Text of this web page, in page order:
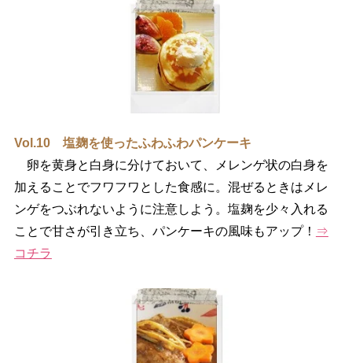
Vol.10 塩麹を使ったふわふわパンケーキ
卵を黄身と白身に分けておいて、メレンゲ状の白身を
加えることでフワフワとした食感に。混ぜるときはメレ
ンゲをつぶれないように注意しよう。塩麹を少々入れる
ことで甘さが引き立ち、パンケーキの風味もアップ！ ⇒
コチラ